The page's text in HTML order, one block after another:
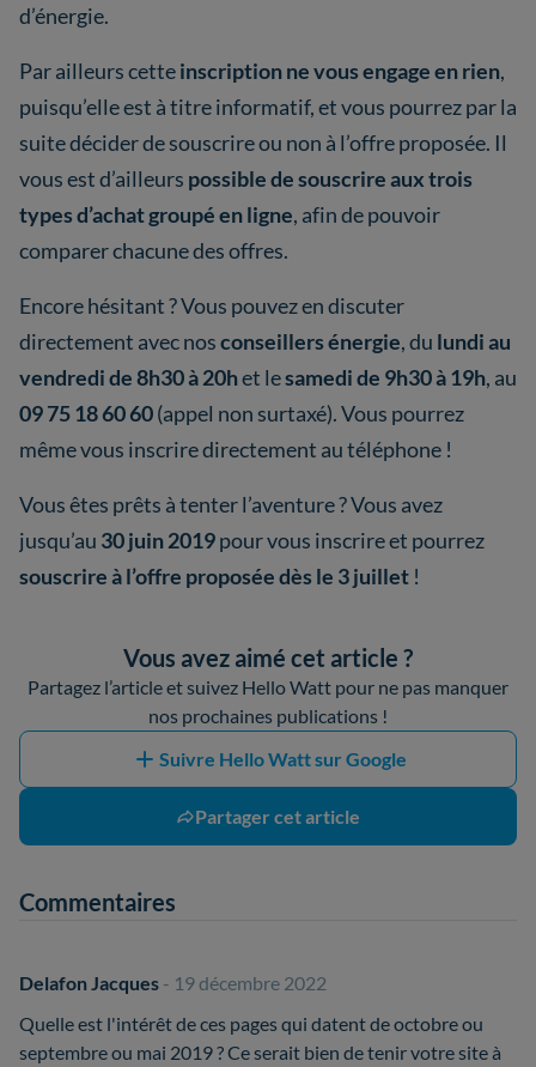
d’énergie.
Par ailleurs cetteinscription ne vous engage en rien,
puisqu’elle est à titre informatif, et vous pourrez par la
suite décider de souscrire ou non à l’offre proposée. Il
vous est d’ailleurs possible de souscrire aux trois
types d’achat groupé en ligne, afin de pouvoir
comparer chacune des offres.
Encore hésitant ? Vous pouvez en discuter
directement avec nosconseillers énergie, du lundi au
vendredi de 8h30 à 20het lesamedi de 9h30 à 19h, au
09 75 18 60 60(appel non surtaxé). Vous pourrez
même vous inscrire directement au téléphone !
Vous êtes prêts à tenter l’aventure ? Vous avez
jusqu’au 30 juin 2019pour vous inscrire et pourrez
souscrire à l’offre proposée dès le 3 juillet !
Vous avez aimé cet article ?
Partagez l’article et suivez Hello Watt pour ne pas manquer
nos prochaines publications !
Suivre Hello Watt sur Google
Partager cet article
Commentaires
Delafon Jacques - 19 décembre 2022
Quelle est l'intérêt de ces pages qui datent de octobre ou
septembre ou mai 2019 ? Ce serait bien de tenir votre site à